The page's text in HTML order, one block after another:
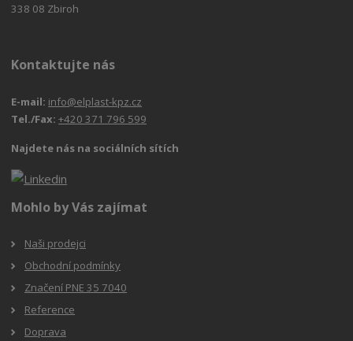
338 08 Zbiroh
Kontaktujte nás
E-mail: info@elplast-kpz.cz
Tel./Fax:+420 371 796 599
Najdete nás na sociálních sítích
Mohlo by Vás zajímat
Naši prodejci
Obchodní podmínky
Značení PNE 35 7040
Reference
Doprava